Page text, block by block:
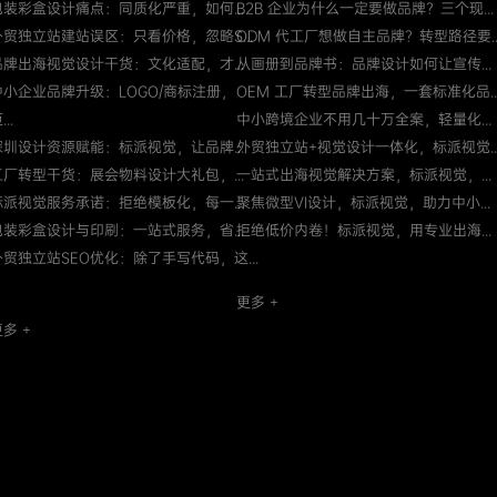
装彩盒设计痛点：同质化严重，如何...
贸独立站建站误区：只看价格，忽略S...
牌出海视觉设计干货：文化适配，才...
企业品牌升级：LOGO/商标注册，
圳设计资源赋能：标派视觉，让品牌...
厂转型干货：展会物料设计大礼包，...
派视觉服务承诺：拒绝模板化，每一...
装彩盒设计与印刷：一站式服务，省...
独立站SEO优化：除了手写代码，这...
多 +
B2B 企业为什么一定要做品牌？三个现...
ODM 代工厂想做自主品牌？转型路径要
从画册到品牌书：品牌设计如何让宣传...
OEM 工厂转型品牌出海，一套标准化品
中小跨境企业不用几十万全案，轻量化...
外贸独立站+视觉设计一体化，标派视觉
一站式出海视觉解决方案，标派视觉，...
聚焦微型VI设计，标派视觉，助力中小...
拒绝低价内卷！标派视觉，用专业出海...
更多 +